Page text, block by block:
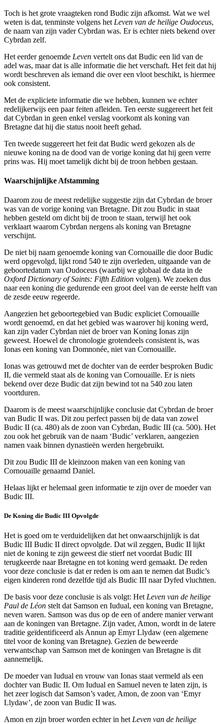
Toch is het grote vraagteken rond Budic zijn afkomst. Wat we wel
weten is dat, tenminste volgens het Leven van de heilige Oudoceus,
de naam van zijn vader Cybrdan was. Er is echter niets bekend over
Cybrdan zelf.
Het eerder genoemde Leven vertelt ons dat Budic een lid van de
adel was, maar dat is alle informatie die het verschaft. Het feit dat hij
wordt beschreven als iemand die over een vloot beschikt, is hiermee
ook consistent.
Met de expliciete informatie die we hebben, kunnen we echter
redelijkerwijs een paar feiten afleiden. Ten eerste suggereert het feit
dat Cybrdan in geen enkel verslag voorkomt als koning van
Bretagne dat hij die status nooit heeft gehad.
Ten tweede suggereert het feit dat Budic werd gekozen als de
nieuwe koning na de dood van de vorige koning dat hij geen verre
prins was. Hij moet tamelijk dicht bij de troon hebben gestaan.
Waarschijnlijke Afstamming
Daarom zou de meest redelijke suggestie zijn dat Cybrdan de broer
was van de vorige koning van Bretagne. Dit zou Budic in staat
hebben gesteld om dicht bij de troon te staan, terwijl het ook
verklaart waarom Cybrdan nergens als koning van Bretagne
verschijnt.
De niet bij naam genoemde koning van Cornouaille die door Budic
werd opgevolgd, lijkt rond 540 te zijn overleden, uitgaande van de
geboortedatum van Oudoceus (waarbij we globaal de data in de
Oxford Dictionary of Saints: Fifth Edition volgen). We zoeken dus
naar een koning die gedurende een groot deel van de eerste helft van
de zesde eeuw regeerde.
Aangezien het geboortegebied van Budic expliciet Cornouaille
wordt genoemd, en dat het gebied was waarover hij koning werd,
kan zijn vader Cybrdan niet de broer van Koning Ionas zijn
geweest. Hoewel de chronologie grotendeels consistent is, was
Ionas een koning van Domnonée, niet van Cornouaille.
Ionas was getrouwd met de dochter van de eerder besproken Budic
II, die vermeld staat als de koning van Cornouaille. Er is niets
bekend over deze Budic dat zijn bewind tot na 540 zou laten
voortduren.
Daarom is de meest waarschijnlijke conclusie dat Cybrdan de broer
van Budic II was. Dit zou perfect passen bij de data van zowel
Budic II (ca. 480) als de zoon van Cybrdan, Budic III (ca. 500). Het
zou ook het gebruik van de naam ‘Budic’ verklaren, aangezien
namen vaak binnen dynastieën werden hergebruikt.
Dit zou Budic III de kleinzoon maken van een koning van
Cornouaille genaamd Daniel.
Helaas lijkt er helemaal geen informatie te zijn over de moeder van
Budic III.
De Koning die Budic III Opvolgde
Het is goed om te verduidelijken dat het onwaarschijnlijk is dat
Budic III Budic II direct opvolgde. Dat wil zeggen, Budic II lijkt
niet de koning te zijn geweest die stierf net voordat Budic III
terugkeerde naar Bretagne en tot koning werd gemaakt. De reden
voor deze conclusie is dat er reden is om aan te nemen dat Budic’s
eigen kinderen rond dezelfde tijd als Budic III naar Dyfed vluchtten.
De basis voor deze conclusie is als volgt: Het Leven van de heilige
Paul de Léon stelt dat Samson en Iudual, een koning van Bretagne,
neven waren. Samson was dus op de een of andere manier verwant
aan de koningen van Bretagne. Zijn vader, Amon, wordt in de latere
traditie geïdentificeerd als Annun ap Emyr Llydaw (een algemene
titel voor de koning van Bretagne). Gezien de beweerde
verwantschap van Samson met de koningen van Bretagne is dit
aannemelijk.
De moeder van Iudual en vrouw van Ionas staat vermeld als een
dochter van Budic II. Om Iudual en Samuel neven te laten zijn, is
het zeer logisch dat Samson’s vader, Amon, de zoon van ‘Emyr
Llydaw’, de zoon van Budic II was.
Amon en zijn broer worden echter in het Leven van de heilige